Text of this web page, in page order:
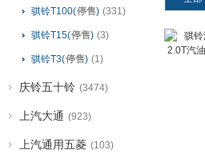
骐铃T100(停售) (331)
骐铃T15(停售) (3)
骐铃T3(停售) (1)
庆铃五十铃 (3474)
上汽大通 (923)
上汽通用五菱 (103)